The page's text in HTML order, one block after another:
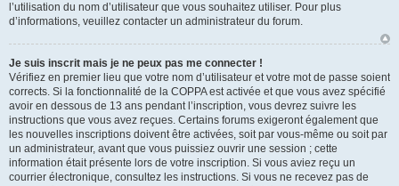
l’utilisation du nom d’utilisateur que vous souhaitez utiliser. Pour plus
d’informations, veuillez contacter un administrateur du forum.
Je suis inscrit mais je ne peux pas me connecter !
Vérifiez en premier lieu que votre nom d’utilisateur et votre mot de passe soient
corrects. Si la fonctionnalité de la COPPA est activée et que vous avez spécifié
avoir en dessous de 13 ans pendant l’inscription, vous devrez suivre les
instructions que vous avez reçues. Certains forums exigeront également que
les nouvelles inscriptions doivent être activées, soit par vous-même ou soit par
un administrateur, avant que vous puissiez ouvrir une session ; cette
information était présente lors de votre inscription. Si vous aviez reçu un
courrier électronique, consultez les instructions. Si vous ne recevez pas de